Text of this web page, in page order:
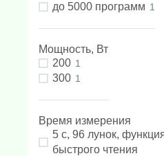
до 5000 программ 1
Мощность, Вт
200 1
300 1
Время измерения
5 с, 96 лунок,
быстрого чтения